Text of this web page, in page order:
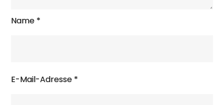
Name *
E-Mail-Adresse *